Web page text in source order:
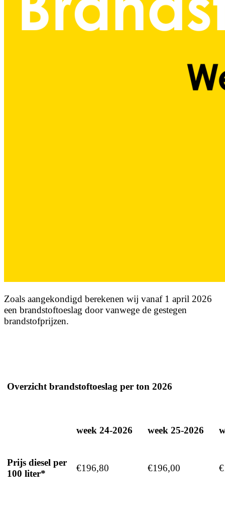
Zoals aangekondigd berekenen wij vanaf 1 april 2026
een brandstoftoeslag door vanwege de gestegen
brandstofprijzen.
Overzicht brandstoftoeslag per ton 2026
week 24-2026 week 25-2026
Prijs diesel per
100 liter*
€196,80 €196,00